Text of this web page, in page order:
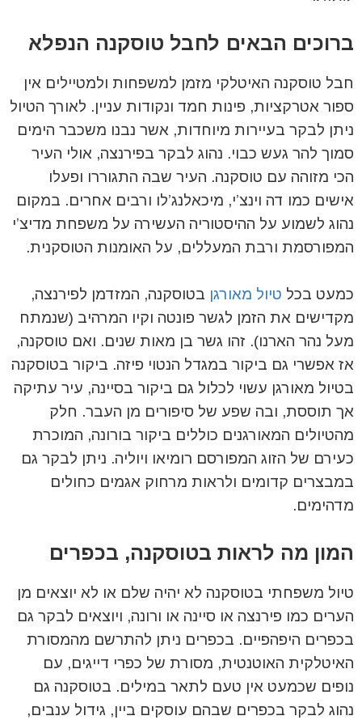
ברוכים הבאים לחבל טוסקנה הנפלא
חבל טוסקנה האיטלקי מזמן למשפחות ולמטיילים אין
ספור אטרקציות, פינות חמד ונקודות עניין. לאורך הטיול
ניתן לבקר בעיירות מיוחדות, אשר נבנו משכבר הימים
סמוך להר געש כבוי. נהוג לבקר בפירנצה, אולי העיר
הכי מזוהה עם טוסקנה. העיר שבה התגוררו ופעלו
אישים כמו דה וינצ’י, מיכאלנג’לו ורבים אחרים. במקום
נהוג לשמוע על ההיסטוריה העשירה על משפחת מדיצ’י
המפורסמת ורבת המעללים, על האומנות הטוסקנית.
כמעט בכל טיול מאורגן בטוסקנה, המזדמן לפירנצה,
מקדישים את הזמן לגשר פונטה וקיו המרהיב (שנמתח
מעל נהר הארנו). זהו גשר בן מאות שנים. ואם טוסקנה,
אז אפשרי גם ביקור במגדל הנטוי פיזה. ביקור בטוסקנה
בטיול מאורגן עשוי לכלול גם ביקור בסיינה, עיר עתיקה
אך תוססת, ובה שפע של סיפורים מן העבר. חלק
מהטיולים המאורגנים כוללים ביקור בורונה, המוכרת
כעירם של הזוג המפורסם רומיאו ויוליה. ניתן לבקר גם
במבצרים קדומים ולראות מרחוק אגמים כחולים
מדהימים.
המון מה לראות בטוסקנה, בכפרים
טיול משפחתי בטוסקנה לא יהיה שלם או לא יוצאים מן
הערים כמו פירנצה או סיינה או ורונה, ויוצאים לבקר גם
בכפרים היפהפיים. בכפרים ניתן להתרשם מהמסורת
האיטלקית האוטנטית, מסורת של כפרי דייגים, עם
נופים שכמעט אין טעם לתאר במילים. בטוסקנה גם
נהוג לבקר בכפרים שבהם עוסקים ביין, גידול ענבים,